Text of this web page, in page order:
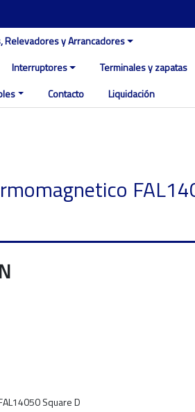
Relevadores y Arrancadores
Interruptores
Terminales y zapatas
Contacto Liquidación
Square D